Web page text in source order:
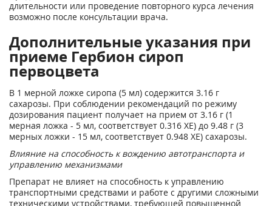
длительности или проведение повторного курса лечения
возможно после консультации врача.
Дополнительные указания при
приеме Гербион сироп
первоцвета
В 1 мерной ложке сиропа (5 мл) содержится 3.16 г
сахарозы. При соблюдении рекомендаций по режиму
дозирования пациент получает на прием от 3.16 г (1
мерная ложка - 5 мл, соответствует 0.316 ХЕ) до 9.48 г (3
мерных ложки - 15 мл, соответствует 0.948 ХЕ) сахарозы.
Влияние на способность к вождению автотранспорта и
управлению механизмами
Препарат не влияет на способность к управлению
транспортными средствами и работе с другими сложными
техническими устройствами, требующей повышенной